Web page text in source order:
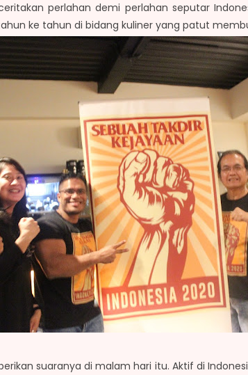
perlahan demi perlahan seputar
ke tahun di bidang kuliner yang patut
suaranya di malam hari itu. Aktif di